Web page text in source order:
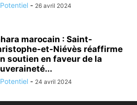
- 26 avril 2024
marocain : Saint-
et-Niévès réaffirme
soutien en faveur de la
- 24 avril 2024